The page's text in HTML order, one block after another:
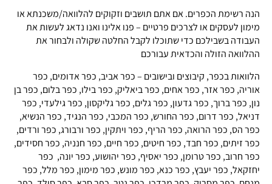
הנה רשימת הכפרים. אם אתם תושבים וזקוקים להלוואה/משכנתא או
מימון לעסקים או לצרכים פרטיים – פנו אלינו ואנו נדאג לעשות את
העבודה בשבילכם כדי שתוכלו לקבל החלטה שקולה ולבחור את
ההלוואה הזולה והכדאית עבורכם
הלוואות בכפר, קיבוצים ובישובים – כפר אביב, כפר אדומים, כפר
אוריה, כפר אזר, כפר אחים, כפר ביאליק, כפר בילו, כפר בלום, כפר בן
נון, כפר ברוך, כפר גדעון, כפר גלים, כפר גליקסון, כפר גילעדי, כפר
דניאל, כפר דרום, כפר החורש, כפר המכבי, כפר הנגיד, כפר הנשיא,
כפר הס, כפר הרואה, כפר הריף, כפר ויתקין, כפר ורבורג, כפר ורדים,
כפר זיתים, כפר חבד, כפר חיטים, כפר חיים, כפר חנניה, כפר חסידים,
כפר חרוב, כפר טרומן, כפר יאסיף, כפר יהושוע, כפר יונה, כפר
יחזקאל, כפר יעבץ, כפר כנא, כפר מונש, כפר מימון, כפר מלל, כפר